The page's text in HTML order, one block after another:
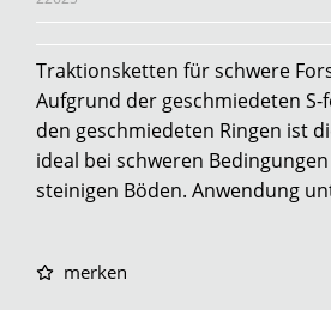
Traktionsketten für schwere
Aufgrund der geschmiedeten
den geschmiedeten Ringen ist
ideal bei schweren
steinigen Böden. Anwendung
merken